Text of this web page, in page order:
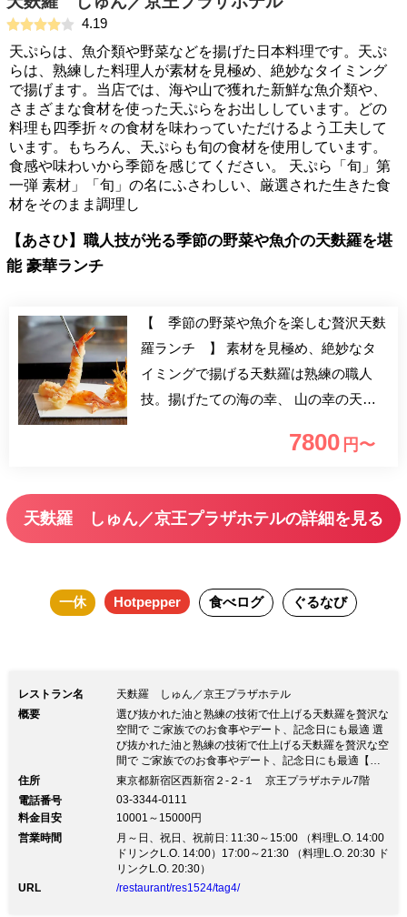
4.19
天ぷらは、魚介類や野菜などを揚げた日本料理です。天ぷ
らは、熟練した料理人が素材を見極め、絶妙なタイミング
で揚げます。当店では、海や山で獲れた新鮮な魚介類や、
さまざまな食材を使った天ぷらをお出ししています。どの
料理も四季折々の食材を味わっていただけるよう工夫して
います。もちろん、天ぷらも旬の食材を使用しています。
食感や味わいから季節を感じてください。 天ぷら「旬」第
一弾 素材」「旬」の名にふさわしい、厳選された生きた食
材をそのまま調理し
【あさひ】職人技が光る季節の野菜や魚介の天麩羅を堪
能 豪華ランチ
【 季節の野菜や魚介を楽しむ贅沢天麩
羅ランチ 】 素材を見極め、絶妙なタ
イミングで揚げる天麩羅は熟練の職人
技。揚げたての海の幸、 山の幸の天麩
うな落ち着いた雰囲気の中、 優雅なひ
7800 円〜
天麩羅 しゅん／京王プラザホテルの詳細を見る
一休 Hotpepper 食べログ ぐるなび
レストラン名
天麩羅 しゅん／京王プラザホテル
概要
選び抜かれた油と熟練の技術で仕上げる天麩羅を贅沢な
空間で ご家族でのお食事やデート、記念日にも最適 選
び抜かれた油と熟練の技術で仕上げる天麩羅を贅沢な空
間で ご家族でのお食事やデート、記念日にも最適【都
庁前駅徒歩1分】厳選された食材を使用し職人が丁寧に
麩羅9種とお造り等が付いた料理長おすすめコース『あ
かぎ』13,000円（税込） ☆8種の天麩羅とかき揚げ小天
丼、デザートなどが揃う『つくば』10,000円（税込）
ほか ◆ランチ ☆旬の食材が盛りだくさんのお得な平日
限定ランチコース『しなの』3,800円（税込） ☆こだわ
りの天麩羅やかき揚げ小天丼が味わえる『ひたち』
住所
東京都新宿区西新宿２-２-１ 京王プラザホテル7階
電話番号
03-3344-0111
料金目安
10001～15000円
営業時間
月～日、祝日、祝前日: 11:30～15:00 （料理L.O. 14:00
ドリンクL.O. 14:00）17:00～21:30 （料理L.O. 20:30 ド
リンクL.O. 20:30）
URL
/restaurant/res1524/tag4/